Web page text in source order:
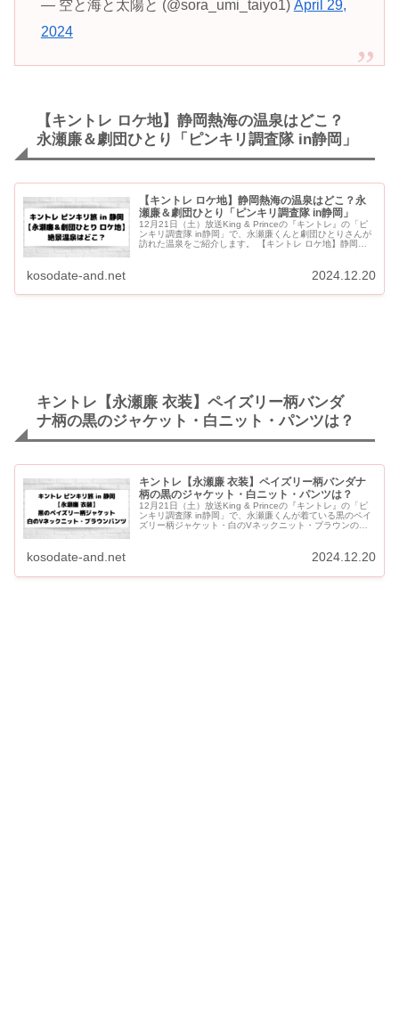
— 空と海と太陽と (@sora_umi_taiyo1) April 29,
2024
【キントレ ロケ地】静岡熱海の温泉はどこ？
永瀬廉＆劇団ひとり「ピンキリ調査隊 in静岡」
【キントレ ロケ地】静岡熱海の温泉はどこ？永
瀬廉＆劇団ひとり「ピンキリ調査隊 in静岡」
12月21日（土）放送King & Princeの『キントレ』の「ピ
ンキリ調査隊 in静岡」で、永瀬廉くんと劇団ひとりさんが
訪れた温泉をご紹介します。 【キントレ ロケ地】静岡熱
kosodate-and.net 2024.12.20
キントレ【永瀬廉 衣装】ペイズリー柄バンダ
ナ柄の黒のジャケット・白ニット・パンツは？
キントレ【永瀬廉 衣装】ペイズリー柄バンダナ
柄の黒のジャケット・白ニット・パンツは？
12月21日（土）放送King & Princeの『キントレ』の「ピ
ンキリ調査隊 in静岡」で、永瀬廉くんが着ている黒のペイ
ズリー柄ジャケット・白のVネックニット・ブラウンのパ
kosodate-and.net 2024.12.20